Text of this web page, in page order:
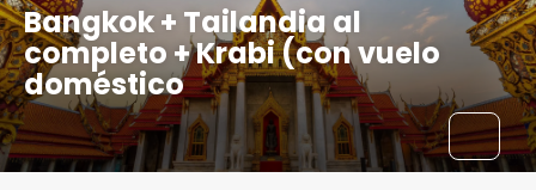
Bangkok + Tailandia al
completo + Krabi (con vuelo
doméstico